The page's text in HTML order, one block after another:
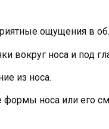
ощущения в
вокруг носа и под
из носа.
формы носа или его